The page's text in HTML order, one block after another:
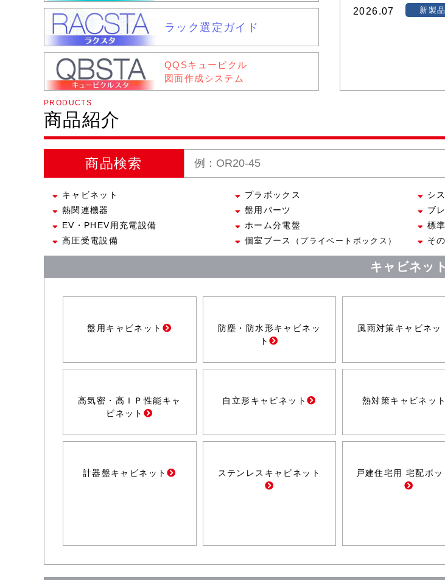
ラック選定ガイド
QQSキュービクル
図面作成システム
2026.07 新製品
PRODUCTS
商品紹介
商品検索
キャビネット プラボックス シ
熱関連機器
盤用パーツ ブ
EV・PHEV用充電設備
ホーム分電盤 標
高圧受電設備
個室ブース （プライベートボックス） そ
キャビネット
盤用キャビネット
防塵・防水形キャビネッ
ト
風雨対策キャビネッ
高気密・高ＩＰ性能キャ
ビネット
自立形キャビネット 熱対策キャビネット
計器盤キャビネット ステンレスキャビネット 戸建住宅用 宅配ボッ